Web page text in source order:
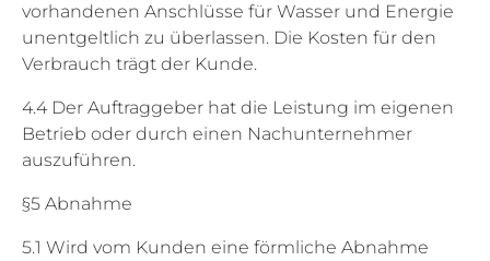
vorhandenen Anschlüsse für Wasser und Energie
unentgeltlich zu überlassen. Die Kosten für den
Verbrauch trägt der Kunde.
4.4 Der Auftraggeber hat die Leistung im eigenen
Betrieb oder durch einen Nachunternehmer
auszuführen.
§5 Abnahme
5.1 Wird vom Kunden eine förmliche Abnahme